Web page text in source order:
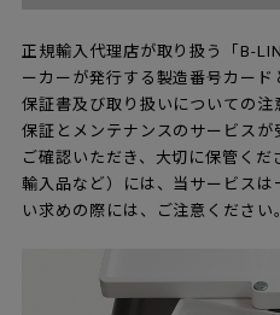
正規輸入代理店が取り扱う「B-
ーカーが発行する製造番号カー
保証書及び取り扱いについての
保証とメンテナンスのサービス
ご確認いただき、大切に保管く
輸入品など）には、当サービスは
い求めの際には、ご注意ください